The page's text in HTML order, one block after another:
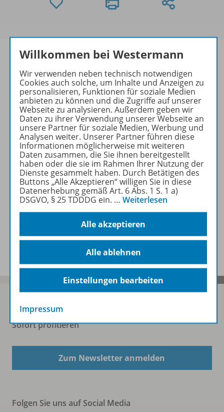
Produktinformationen
Beschreibung
Zugehörige Produkte
Benachrichtigungs-Service
Veranstaltungen
Sofort profitieren
Zum Newsletter anmelden
Folgen Sie uns auf Social Media
Willkommen bei Westermann
Wir verwenden neben technisch notwendigen
Cookies auch solche, um Inhalte und Anzeigen zu
personalisieren, Funktionen für soziale Medien
anbieten zu können und die Zugriffe auf unserer
Webseite zu analysieren. Außerdem geben wir
Daten zu ihrer Verwendung unserer Webseite an
unsere Partner für soziale Medien, Werbung und
Analysen weiter. Unserer Partner führen diese
Informationen möglicherweise mit weiteren
Daten zusammen, die Sie ihnen bereitgestellt
haben oder die sie im Rahmen Ihrer Nutzung der
Dienste gesammelt haben. Durch Betätigen des
Buttons „Alle Akzeptieren“ willigen Sie in diese
Datenerhebung gemäß Art. 6 Abs. 1 S. 1 a)
DSGVO, § 25 TDDDG ein. … Weiterlesen
Alle akzeptieren
Alle ablehnen
Einstellungen bearbeiten
Impressum